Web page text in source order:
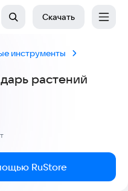
Скачать
инструменты
растений
RuStore